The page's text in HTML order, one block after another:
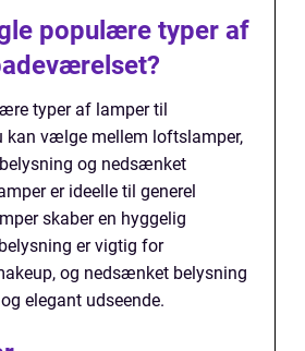
populære typer af
typer af lamper til
kan vælge mellem loftslamper,
og nedsænket
er ideelle til generel
skaber en hyggelig
er vigtig for
og nedsænket belysning
elegant udseende.